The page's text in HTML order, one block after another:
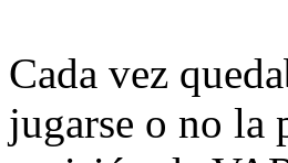
Cada vez
jugarse o no la